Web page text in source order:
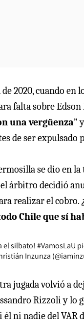
2020, cuando
falta sobre
una vergüenza”
de ser expulsado
se dio en
árbitro decidió
realizar el cobro.
Chile que sí
el silbato! #VamosLaU
Inzunza
jugada volvió a
Rizzoli y
ni nadie del VAR